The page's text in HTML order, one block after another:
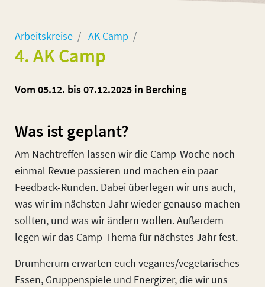
Arbeitskreise AK Camp
4. AK Camp
Vom 05.12. bis 07.12.2025 in Berching
Was ist geplant?
Am Nachtreffen lassen wir die Camp-Woche noch
einmal Revue passieren und machen ein paar
Feedback-Runden. Dabei überlegen wir uns auch,
was wir im nächsten Jahr wieder genauso machen
sollten, und was wir ändern wollen. Außerdem
legen wir das Camp-Thema für nächstes Jahr fest.
Drumherum erwarten euch veganes/vegetarisches
Essen, Gruppenspiele und Energizer, die wir uns